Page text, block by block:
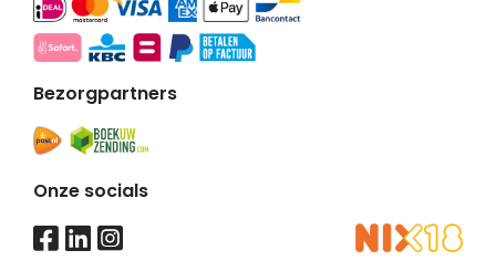
Bezorgpartners
Onze socials